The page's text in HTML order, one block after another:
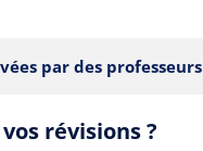
par des professeurs
révisions ?